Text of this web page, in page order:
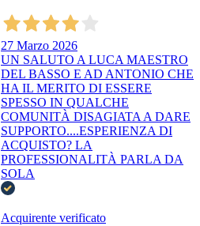
27 Marzo 2026
UN SALUTO A LUCA MAESTRO
DEL BASSO E AD ANTONIO CHE
HA IL MERITO DI ESSERE
SPESSO IN QUALCHE
COMUNITÀ DISAGIATA A DARE
SUPPORTO....ESPERIENZA DI
ACQUISTO? LA
PROFESSIONALITÀ PARLA DA
SOLA
Acquirente verificato